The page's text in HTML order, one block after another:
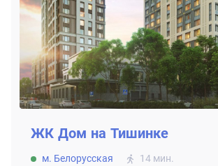
ЖК Дом на Тишинке
м. Белорусская 14 мин.